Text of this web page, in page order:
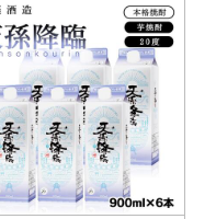
絡は対応いたしかねる場
い。
用